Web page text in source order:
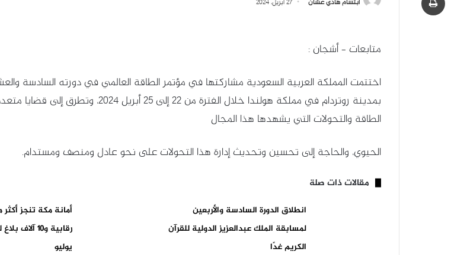
متابعات – أشجان :
اختتمت المملكة العربية السعودية مشاركتها في مؤتمر الطاقة العالمي في دورته السادسة
بمدينة روتردام في مملكة هولندا خلال الفترة من 22 إلى 25 أبريل
الطاقة والتحولات التي يشهدها هذا المجال
الحيوي، والحاجة إلى تحسين وتحديث إدارة هذا التحولات على نحو عادل ومنصف ومستدام.
مقالات ذات صلة
انطلاق الدورة السادسة والأربعين
لمسابقة الملك عبدالعزيز الدولية للقرآن
الكريم غدًا
رقابية و١٠
يوليو